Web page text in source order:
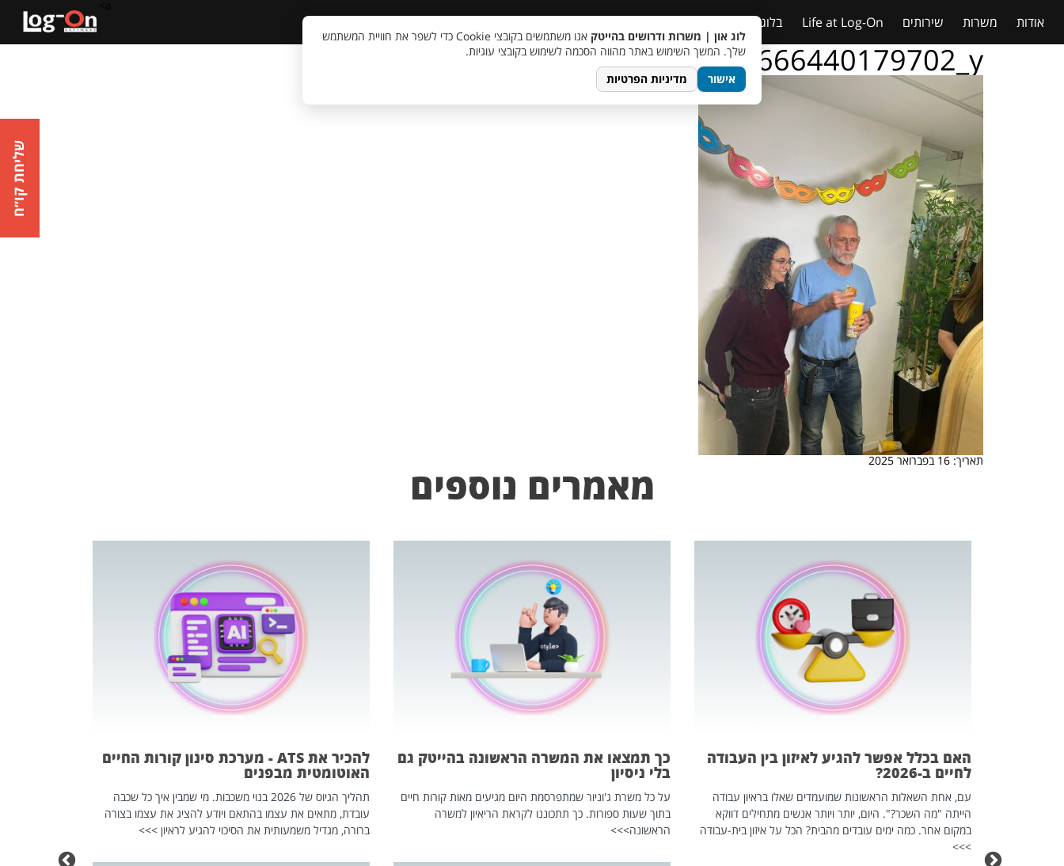
אודות משרות שירותים Life at Log-On בלוג
photo_5765146666440179702_y
תאריך: 16 בפברואר 2025
מאמרים נוספים
האם בכלל אפשר להגיע לאיזון בין העבודה
לחיים ב-2026?
עם, אחת השאלות הראשונות שמועמדים שאלו בראיון עבודה
הייתה "מה השכר?". היום, יותר ויותר אנשים מתחילים דווקא
במקום אחר. כמה ימים עובדים מהבית? הכל על איזון בית-עבודה
>>>
כך תמצאו את המשרה הראשונה בהייטק גם
בלי ניסיון
על כל משרת ג'וניור שמתפרסמת היום מגיעים מאות קורות חיים
בתוך שעות ספורות. כך תתכוננו לקראת הריאיון למשרה
הראשונה>>>
להכיר את ATS - מערכת סינון קורות החיים
האוטומטית מבפנים
תהליך הגיוס של 2026 בנוי משכבות. מי שמבין איך כל שכבה
עובדת, מתאים את עצמו בהתאם ויודע להציג את עצמו בצורה
ברורה, מגדיל משמעותית את הסיכוי להגיע לראיון >>>
לוג און | משרות ודרושים בהייטק
אנו משתמשים בקובצי Cookie כדי לשפר את חוויית המשתמש
שלך. המשך השימוש באתר מהווה הסכמה לשימוש בקובצי עוגיות.
אישור
מדיניות הפרטיות
שליחת קו״ח